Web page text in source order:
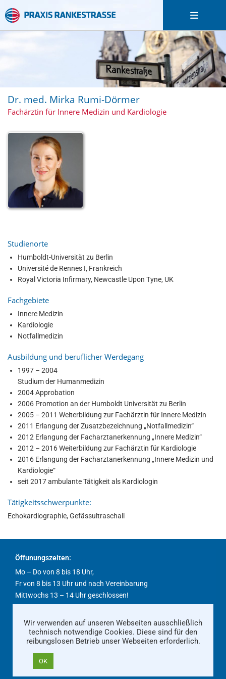
Dr. med. Mirka Rumi-Dörmer
Fachärztin für Innere Medizin und Kardiologie
Studienorte
Humboldt-Universität zu Berlin
Université de Rennes I, Frankreich
Royal Victoria Infirmary, Newcastle Upon Tyne, UK
Fachgebiete
Innere Medizin
Kardiologie
Notfallmedizin
Ausbildung und beruflicher Werdegang
1997 – 2004
Studium der Humanmedizin
2004 Approbation
2006 Promotion an der Humboldt Universität zu Berlin
2005 – 2011 Weiterbildung zur Fachärztin für Innere Medizin
2011 Erlangung der Zusatzbezeichnung „Notfallmedizin“
2012 Erlangung der Facharztanerkennung „Innere Medizin“
2012 – 2016 Weiterbildung zur Fachärztin für Kardiologie
2016 Erlangung der Facharztanerkennung „Innere Medizin und
Kardiologie“
seit 2017 ambulante Tätigkeit als Kardiologin
Tätigkeitsschwerpunkte:
Echokardiographie, Gefässultraschall
Öffunungszeiten:
Mo – Do von 8 bis 18 Uhr,
Fr von 8 bis 13 Uhr und nach Vereinbarung
Mittwochs 13 – 14 Uhr geschlossen!
Kontakt Impressum Datenschutz
Wir verwenden auf unseren Webseiten ausschließlich
technisch notwendige Cookies. Diese sind für den
reibungslosen Betrieb unser Webseiten erforderlich.
OK